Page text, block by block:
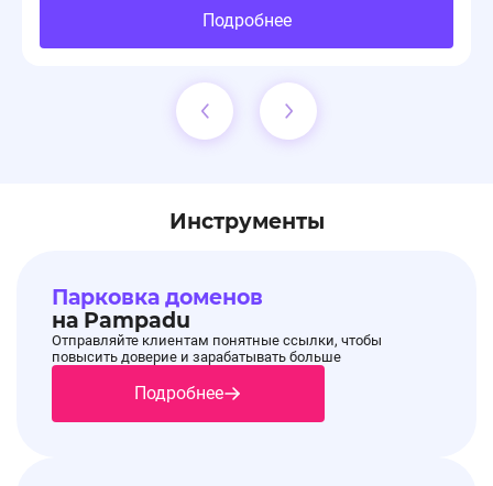
Подробнее
Инструменты
Парковка доменов
на Pampadu
Отправляйте клиентам понятные ссылки, чтобы
повысить доверие и зарабатывать больше
Подробнее